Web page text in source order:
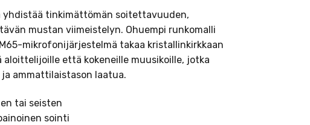
yhdistää tinkimättömän soitettavuuden,
mustan viimeistelyn. Ohuempi runkomalli
mikrofonijärjestelmä takaa kristallinkirkkaan
aloittelijoille että kokeneille muusikoille, jotka
ammattilaistason laatua.
tai seisten
sointi